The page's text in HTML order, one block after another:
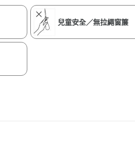
兒童安全／無拉繩窗簾